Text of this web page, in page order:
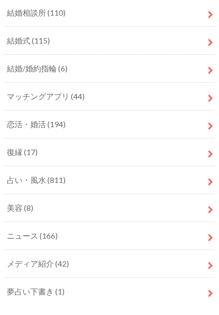
結婚相談所(110)
結婚式(115)
結婚/婚約指輪 (6)
マッチングアプリ (44)
恋活・婚活(194)
復縁 (17)
占い・風水 (811)
美容 (8)
ニュース (166)
メディア紹介 (42)
夢占い下書き (1)